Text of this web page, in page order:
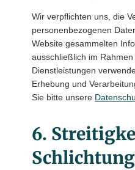
Wir verpflichten uns, die
personenbezogenen
Website gesammelten
ausschließlich im
Dienstleistungen
Erhebung und
Sie bitte unsere
6.
Schlichtung